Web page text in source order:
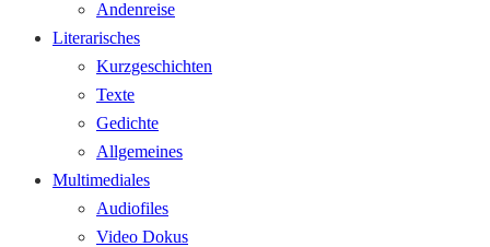
Andenreise
Literarisches
Kurzgeschichten
Texte
Gedichte
Allgemeines
Multimediales
Audiofiles
Video Dokus